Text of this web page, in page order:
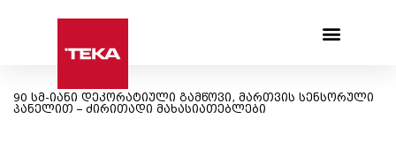
90 სმ-იანი დეკორატიული გამწოვი, მართვის სენსორული
პანელით – ძირითადი მახასიათებლები